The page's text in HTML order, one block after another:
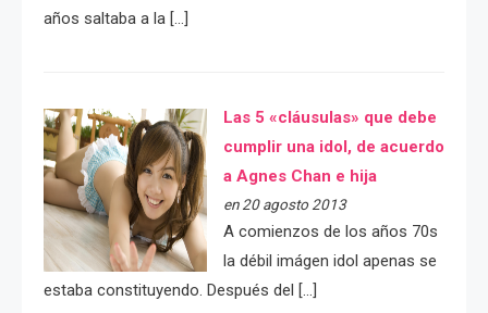
años saltaba a la […]
Las 5 «cláusulas» que debe
cumplir una idol, de acuerdo
a Agnes Chan e hija
en 20 agosto 2013
A comienzos de los años 70s
la débil imágen idol apenas se
estaba constituyendo. Después del […]